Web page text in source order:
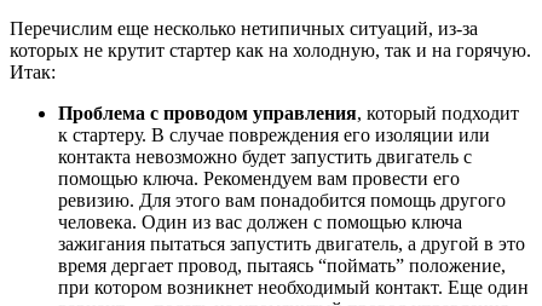
Перечислим еще несколько нетипичных ситуаций, из-за
которых не крутит стартер как на холодную, так и на горячую.
Итак:
Проблема с проводом управления, который подходит
к стартеру. В случае повреждения его изоляции или
контакта невозможно будет запустить двигатель с
помощью ключа. Рекомендуем вам провести его
ревизию. Для этого вам понадобится помощь другого
человека. Один из вас должен с помощью ключа
зажигания пытаться запустить двигатель, а другой в это
время дергает провод, пытаясь “поймать” положение,
при котором возникнет необходимый контакт. Еще один